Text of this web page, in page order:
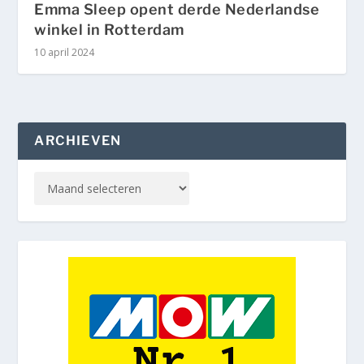
Emma Sleep opent derde Nederlandse
winkel in Rotterdam
10 april 2024
ARCHIEVEN